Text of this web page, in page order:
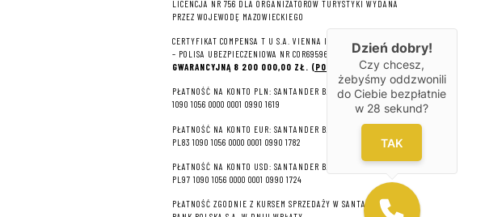
LICENCJA NR 756 DLA ORGANIZATORÓW TURYSTYKI WYDANA
PRZEZ WOJEWODĘ MAZOWIECKIEGO
CERTYFIKAT COMPENSA T U S.A. VIENNA INSURANCE GROUP
– POLISA UBEZPIECZENIOWA NR COR695964 NA
SUMĘ
GWARANCYJNĄ 8 200 000,00 ZŁ. (POBIERZ PDF)
PŁATNOŚĆ NA KONTO PLN: SANTANDER BANK POLSKA S.A. 22
1090 1056 0000 0001 0990 1619
PŁATNOŚĆ NA KONTO EUR: SANTANDER BANK POLSKA S.A.
PL83 1090 1056 0000 0001 0990 1782
PŁATNOŚĆ NA KONTO USD: SANTANDER BANK POLSKA S.A.
PL97 1090 1056 0000 0001 0990 1724
PŁATNOŚĆ ZGODNIE Z KURSEM SPRZEDAŻY W SANTANDER
Dzień dobry!
Czy chcesz,
żebyśmy oddzwonili
do Ciebie bezpłatnie
w 28 sekund?
TAK